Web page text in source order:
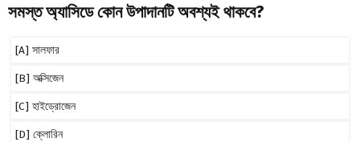
সমস্ত অ্যাসিডে কোন উপাদানটি অবশ্যই থাকবে?
[A] সালফার
[B] অক্সিজেন
[C] হাইড্রোজেন
[D] ক্লোরিন